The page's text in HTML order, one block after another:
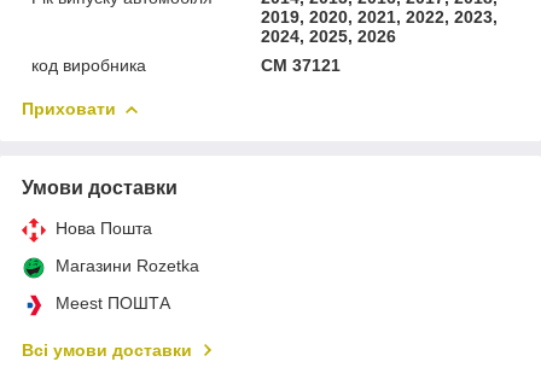
2019, 2020, 2021, 2022, 2023,
2024, 2025, 2026
код виробника
CM 37121
Приховати
Умови доставки
Нова Пошта
Магазини Rozetka
Meest ПОШТА
Всі умови доставки